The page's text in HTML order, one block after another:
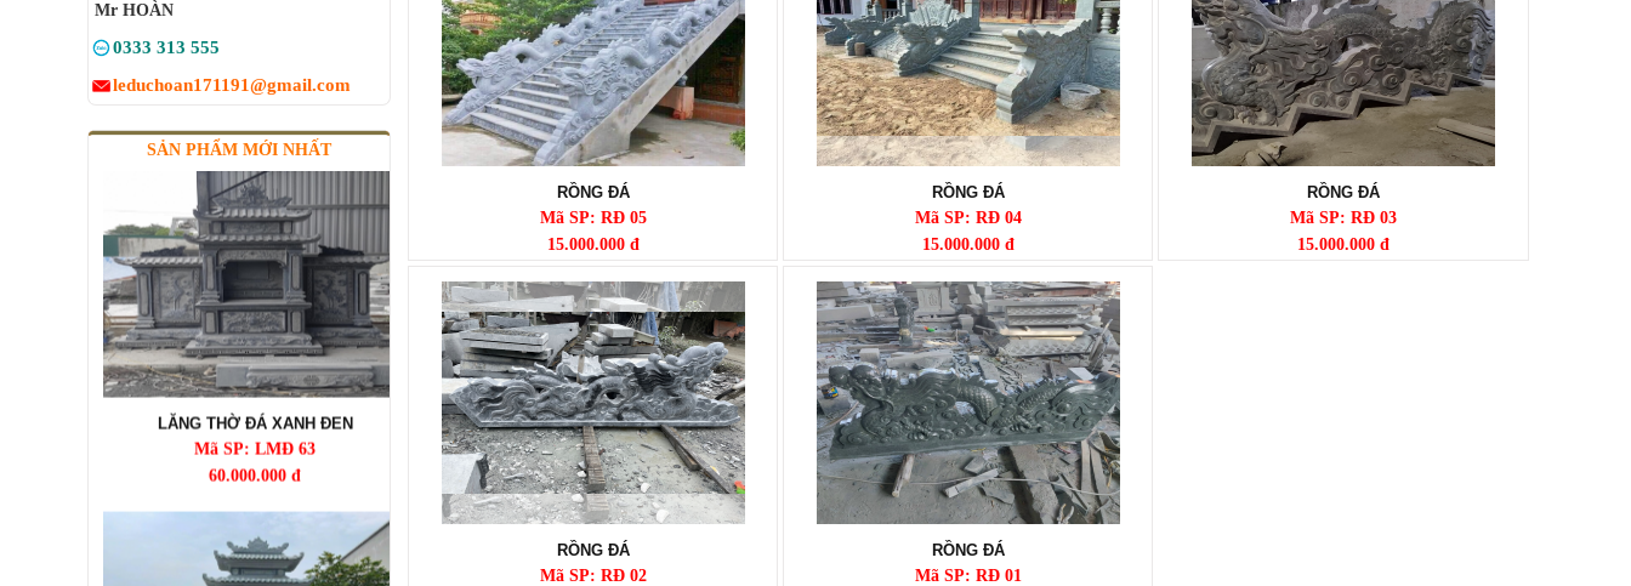
Mr HOÀN
0333 313 555
leduchoan171191@gmail.com
SẢN PHẨM MỚI NHẤT
Mã SP: MBMĐ 03
60.000.000 đ
LĂNG THỜ ĐÁ XANH ĐEN
60.000.000 đ
RỒNG ĐÁ
Mã SP: RĐ 05
15.000.000 đ
RỒNG ĐÁ
Mã SP: RĐ 04
15.000.000 đ
RỒNG ĐÁ
Mã SP: RĐ 03
15.000.000 đ
RỒNG ĐÁ
Mã SP: RĐ 02
RỒNG ĐÁ
Mã SP: RĐ 01